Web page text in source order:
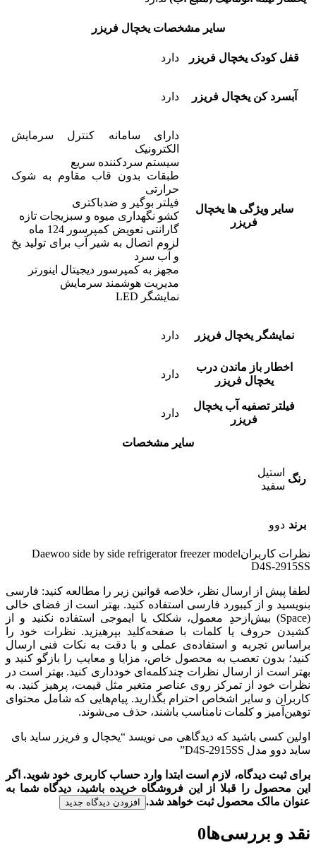
سایر مشخصات یخچال فریزر
قفل کودک یخچال فریزر دارد
آبسرد کن یخچال فریزر دارد
سایر ویژگی ها یخچال
فریزر
دارای سامانه کنترل سرمایش
الکترونیک
سیستم سردکننده سریع
طبقات بدون قاب مقاوم به شوک
حرارتی
فیلتر بوگیر و ضدباکتری
کشو نگهداری میوه و سبزیجات تازه
گارانتی تعویض کمپرسور 124 ماه
لزوم اتصال به شیر آب برای تولید یخ
و آب سرد
مجهز به کمپرسور دیجیتال اینورتر
مدیریت هوشمند سرمایش
نمایشگر LED
نمایشگر یخچال فریزر دارد
اخطار باز ماندن درب
یخچال فریزر
دارد
فیلتر تصفیه آب یخچال
فریزر
دارد
سایر مشخصات
رنگ
استیل
سفید
برند دوو
نظرات کاربرانDaewoo side by side refrigerator freezer model
D4S-2915SS
لطفا پیش از ارسال نظر، خلاصه قوانین زیر را مطالعه کنید: فارسی
بنویسید و از کیبورد فارسی استفاده کنید. بهتر است از فضای خالی
(Space) بیش‌از‌حدِ معمول، شکلک یا ایموجی استفاده نکنید و از
کشیدن حروف یا کلمات با صفحه‌کلید بپرهیزید. نظرات خود را
براساس تجربه و استفاده‌ی عملی و با دقت به نکات فنی ارسال
کنید؛ بدون تعصب به محصول خاص، مزایا و معایب را بازگو کنید و
بهتر است از ارسال نظرات چندکلمه‌‌ای خودداری کنید. بهتر است در
نظرات خود از تمرکز روی عناصر متغیر مثل قیمت، پرهیز کنید. به
کاربران و سایر اشخاص احترام بگذارید. پیام‌هایی که شامل محتوای
توهین‌آمیز و کلمات نامناسب باشند، حذف می‌شوند.
اولین کسی باشید که دیدگاهی می نویسد “یخچال و فریزر ساید بای
ساید دوو مدل D4S-2915SS”
برای ثبت دیدگاه، لازم است ابتدا وارد حساب کاربری خود شوید. اگر
این محصول را قبلا از این فروشگاه خریده باشید، دیدگاه شما به
عنوان مالک محصول ثبت خواهد شد.
افزودن دیدگاه جدید
نقد و بررسی‌ها0